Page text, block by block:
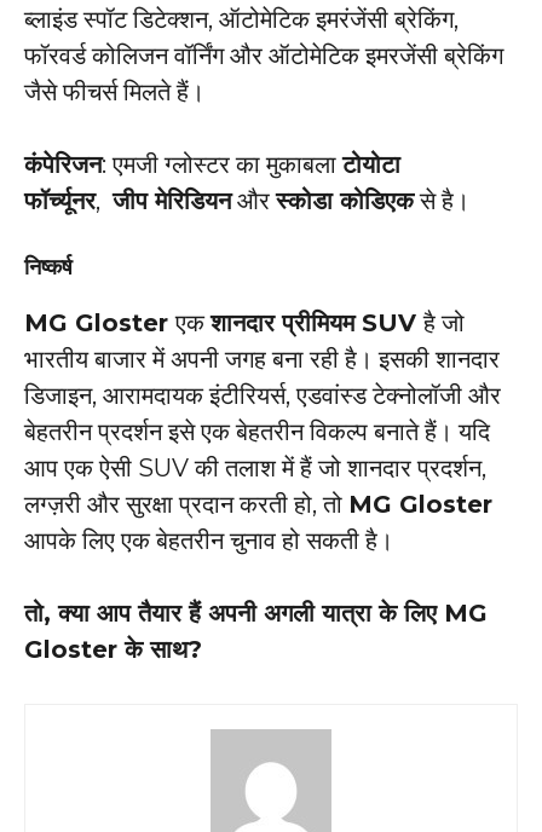
ब्लाइंड स्पॉट डिटेक्शन, ऑटोमेटिक इमरंजेंसी ब्रेकिंग,
फॉरवर्ड कोलिजन वॉर्निंग और ऑटोमेटिक इमरजेंसी ब्रेकिंग
जैसे फीचर्स मिलते हैं।
कंपेरिजन: एमजी ग्लोस्टर का मुकाबलाटोयोटा
फॉर्च्यूनर,जीप मेरिडियनऔरस्कोडा कोडिएकसे है।
निष्कर्ष
MG Glosterएकशानदार प्रीमियम SUVहै जो
भारतीय बाजार में अपनी जगह बना रही है। इसकी शानदार
डिजाइन, आरामदायक इंटीरियर्स, एडवांस्ड टेक्नोलॉजी और
बेहतरीन प्रदर्शन इसे एक बेहतरीन विकल्प बनाते हैं। यदि
आप एक ऐसी SUV की तलाश में हैं जो शानदार प्रदर्शन,
लग्ज़री और सुरक्षा प्रदान करती हो, तो MG Gloster
आपके लिए एक बेहतरीन चुनाव हो सकती है।
तो, क्या आप तैयार हैं अपनी अगली यात्रा के लिए MG
Gloster के साथ?